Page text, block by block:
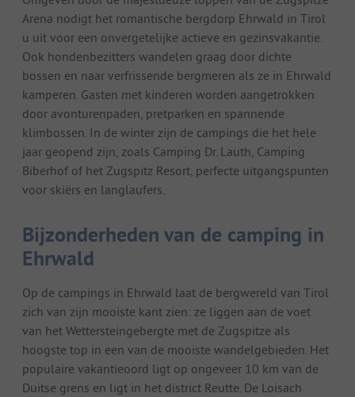
Arena nodigt het romantische bergdorp Ehrwald in Tirol
u uit voor een onvergetelijke actieve en gezinsvakantie.
Ook hondenbezitters wandelen graag door dichte
bossen en naar verfrissende bergmeren als ze in Ehrwald
kamperen. Gasten met kinderen worden aangetrokken
door avonturenpaden, pretparken en spannende
klimbossen. In de winter zijn de campings die het hele
jaar geopend zijn, zoals Camping Dr. Lauth, Camping
Biberhof of het Zugspitz Resort, perfecte uitgangspunten
voor skiërs en langlaufers.
Bijzonderheden van de camping in
Ehrwald
Op de campings in Ehrwald laat de bergwereld van Tirol
zich van zijn mooiste kant zien: ze liggen aan de voet
van het Wettersteingebergte met de Zugspitze als
hoogste top in een van de mooiste wandelgebieden. Het
populaire vakantieoord ligt op ongeveer 10 km van de
Duitse grens en ligt in het district Reutte. De Loisach